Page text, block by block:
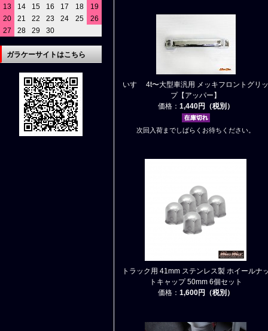
いすゞ 4t〜大型車汎用 メッキフロントグリッ
プ【アッパー】
価格： 1,440円（税別）
次回入荷までしばらくお待ちください。
トラック用 41mm ステンレス製 ホイールナ
トキャップ 50mm 6個セット
価格： 1,600円（税別）
13
14 15 16 17 18
19
20
21 22 23 24 25
26
27
28 29 30
ガラケーサイトはこちら